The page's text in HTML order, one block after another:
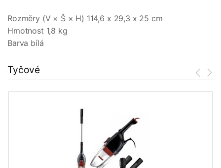
Rozměry (V × Š × H) 114,6 x 29,3 x 25 cm
Hmotnost 1,8 kg
Barva bílá
Tyčové